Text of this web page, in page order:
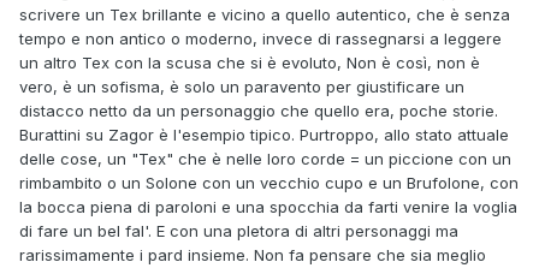
scrivere un Tex brillante e vicino a quello autentico, che è senza
tempo e non antico o moderno, invece di rassegnarsi a leggere
un altro Tex con la scusa che si è evoluto, Non è così, non è
vero, è un sofisma, è solo un paravento per giustificare un
distacco netto da un personaggio che quello era, poche storie.
Burattini su Zagor è l'esempio tipico. Purtroppo, allo stato attuale
delle cose, un "Tex" che è nelle loro corde = un piccione con un
rimbambito o un Solone con un vecchio cupo e un Brufolone, con
la bocca piena di paroloni e una spocchia da farti venire la voglia
di fare un bel fal'. E con una pletora di altri personaggi ma
rarissimamente i pard insieme. Non fa pensare che sia meglio